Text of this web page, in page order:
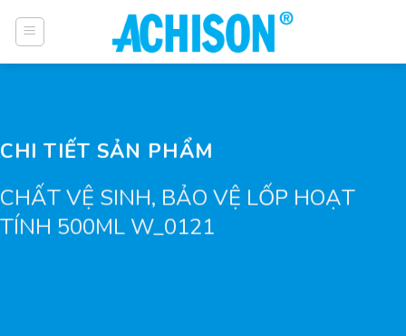
CHI TIẾT SẢN PHẨM
CHẤT VỆ SINH, BẢO VỆ LỐP HOẠT
TÍNH 500ML W_0121